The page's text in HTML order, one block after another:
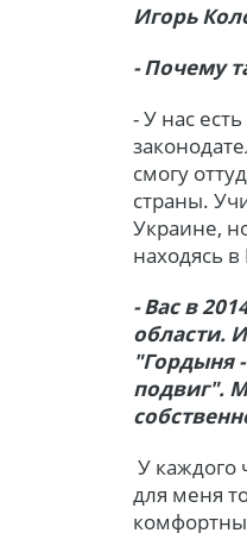
Игорь
- Почему
- У нас
смогу
страны.
Украине,
находясь
- Вас в
области.
"Гордыня
подвиг".
У каждого
для меня